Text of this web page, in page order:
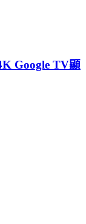
Google TV顯